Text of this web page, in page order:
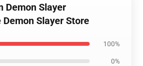
Demon Slayer
Slayer Store
100%
0%